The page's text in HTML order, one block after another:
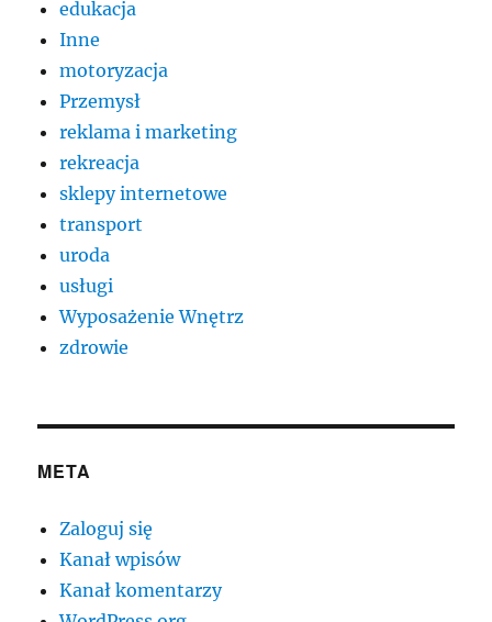
edukacja
Inne
motoryzacja
Przemysł
reklama i marketing
rekreacja
sklepy internetowe
transport
uroda
usługi
Wyposażenie Wnętrz
zdrowie
META
Zaloguj się
Kanał wpisów
Kanał komentarzy